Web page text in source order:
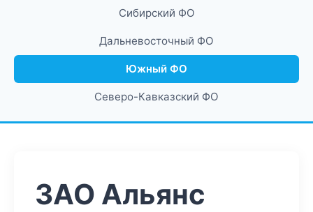
Сибирский ФО
Дальневосточный ФО
Южный ФО
Северо-Кавказский ФО
ЗАО Альянс